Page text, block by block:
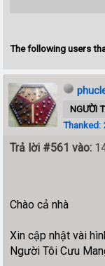
The following users
NGƯỜI
Thanked:
Trả lời #561 vào:
Chào cả nhà
Xin cập nhật vài
Người Tôi Cưu